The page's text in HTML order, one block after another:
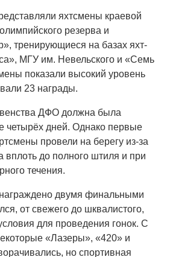
яхтсмены краевой
резерва и
тренирующиеся на базах яхт-
МГУ им. Невельского и «Семь
показали высокий уровень
23 награды.
ДФО должна была
четырёх дней. Однако первые
провели на берегу из-за
вплоть до полного штиля и при
течения.
двумя финальными
от свежего до шквалистого,
для проведения гонок. С
«Лазеры», «420» и
но спортивная